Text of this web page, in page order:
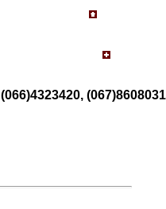
(066)4323420, (067)8608031